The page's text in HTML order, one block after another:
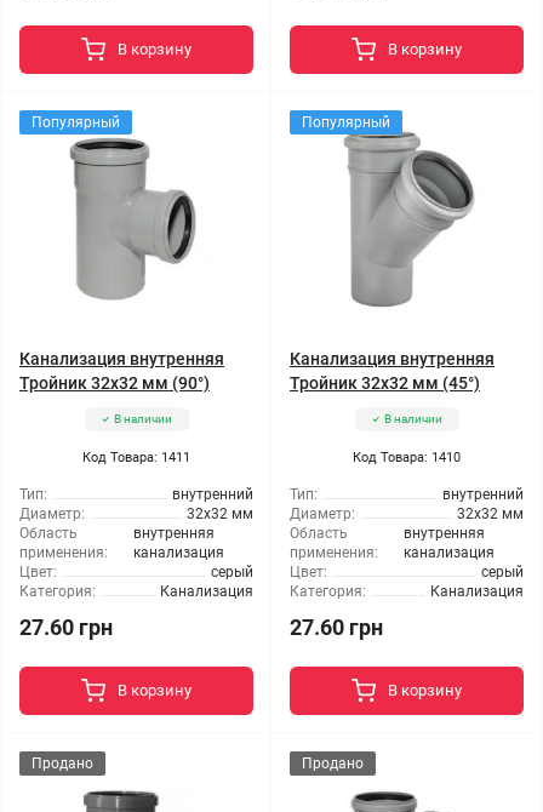
В корзину В корзину
Популярный
Канализация внутренняя
Тройник 32x32 мм (90°)
В наличии
Код Товара: 1411
Тип:
внутренний
Диаметр:
32x32 мм
Область
применения:
внутренняя
канализация
Цвет:
серый
Категория:
Канализация
27.60 грн
В корзину
Популярный
Канализация внутренняя
Тройник 32x32 мм (45°)
В наличии
Код Товара: 1410
Тип:
внутренний
Диаметр:
32x32 мм
Область
применения:
внутренняя
канализация
Цвет:
серый
Категория:
Канализация
27.60 грн
В корзину
Продано Продано